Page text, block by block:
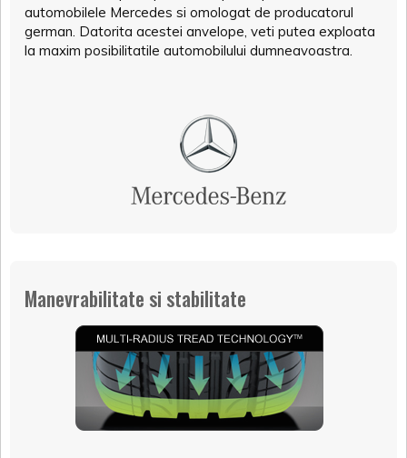
automobilele Mercedes si omologat de producatorul
german. Datorita acestei anvelope, veti putea exploata
la maxim posibilitatile automobilului dumneavoastra.
Manevrabilitate si stabilitate